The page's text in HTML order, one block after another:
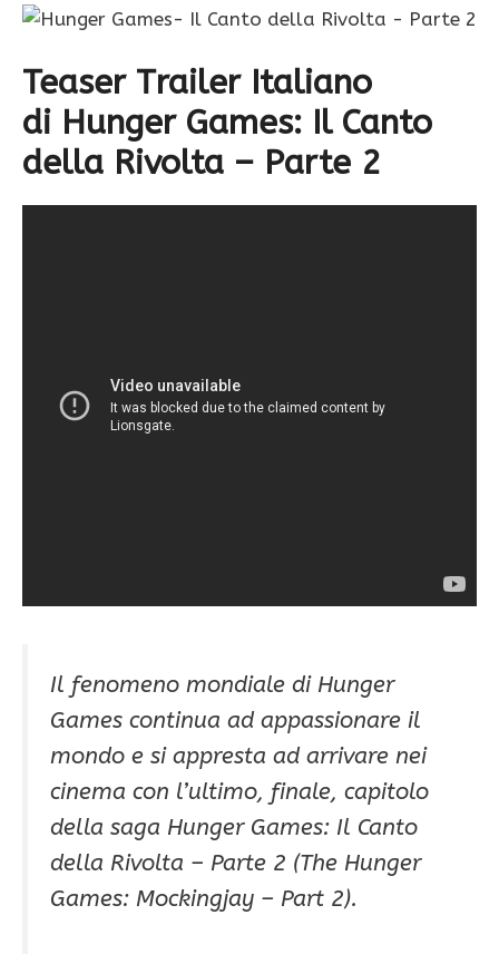
Teaser Trailer Italiano
di Hunger Games: Il Canto
della Rivolta – Parte 2
Il fenomeno mondiale di Hunger
Games continua ad appassionare il
mondo e si appresta ad arrivare nei
cinema con l’ultimo, finale, capitolo
della saga Hunger Games: Il Canto
della Rivolta – Parte 2 (The Hunger
Games: Mockingjay – Part 2).